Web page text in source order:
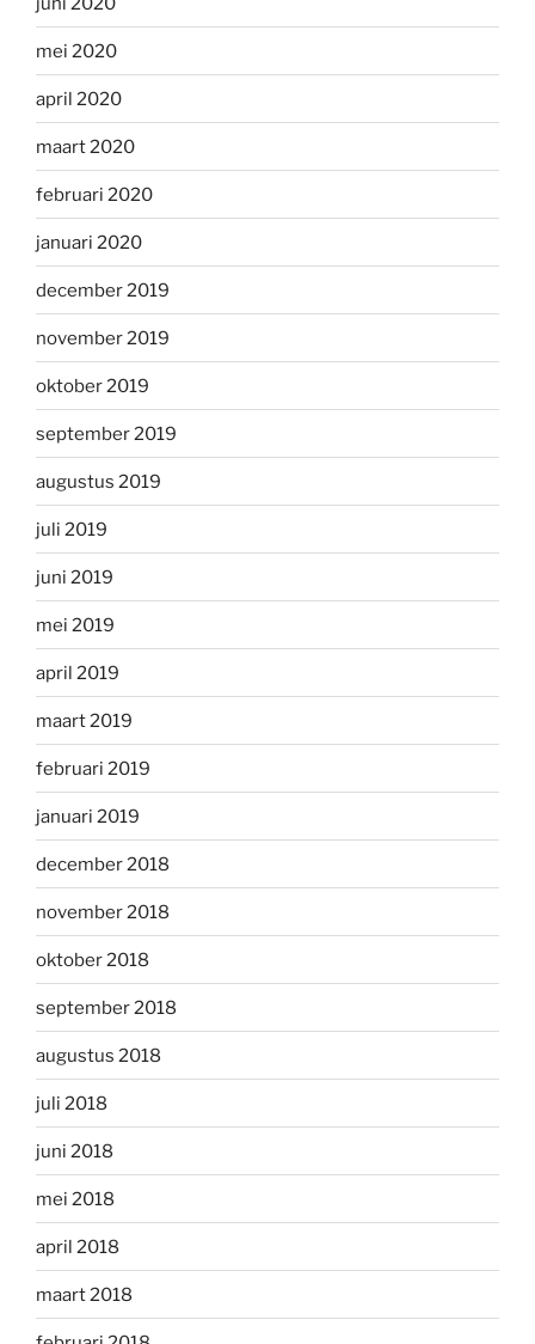
mei 2020
april 2020
maart 2020
februari 2020
januari 2020
december 2019
november 2019
oktober 2019
september 2019
augustus 2019
juli 2019
juni 2019
mei 2019
april 2019
maart 2019
februari 2019
januari 2019
december 2018
november 2018
oktober 2018
september 2018
augustus 2018
juli 2018
juni 2018
mei 2018
april 2018
maart 2018